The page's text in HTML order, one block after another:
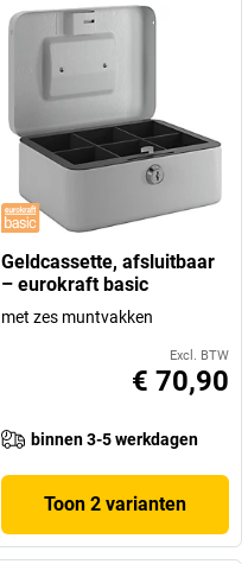
Geldcassette, afsluitbaar
– eurokraft basic
met zes muntvakken
Excl. BTW
€ 70,90
binnen 3-5 werkdagen
Toon 2 varianten